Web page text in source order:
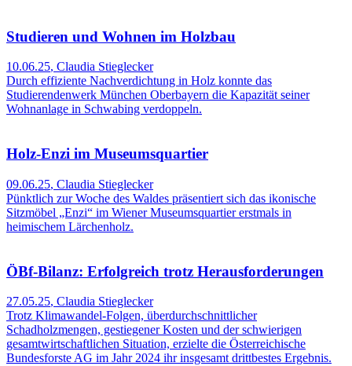
Studieren und Wohnen im Holzbau
10.06.25, Claudia Stieglecker
Durch effiziente Nachverdichtung in Holz konnte das
Studierendenwerk München Oberbayern die Kapazität seiner
Wohnanlage in Schwabing verdoppeln.
Holz-Enzi im Museumsquartier
09.06.25, Claudia Stieglecker
Pünktlich zur Woche des Waldes präsentiert sich das ikonische
Sitzmöbel „Enzi“ im Wiener Museumsquartier erstmals in
heimischem Lärchenholz.
ÖBf-Bilanz: Erfolgreich trotz Herausforderungen
27.05.25, Claudia Stieglecker
Trotz Klimawandel-Folgen, überdurchschnittlicher
Schadholzmengen, gestiegener Kosten und der schwierigen
gesamtwirtschaftlichen Situation, erzielte die Österreichische
Bundesforste AG im Jahr 2024 ihr insgesamt drittbestes Ergebnis.